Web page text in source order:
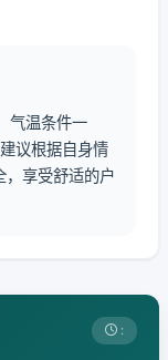
气温条件一
议根据自身情
，享受舒适的户
: